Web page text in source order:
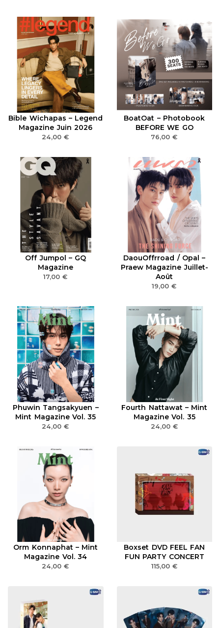
Bible Wichapas – Legend
Magazine Juin 2026
24,00€
BoatOat – Photobook
BEFORE WE GO
76,00€
Off Jumpol – GQ
Magazine
17,00€
DaouOffrroad / Opal –
Praew Magazine Juillet-
Août
19,00€
Phuwin Tangsakyuen –
Mint Magazine Vol. 35
24,00€
Fourth Nattawat – Mint
Magazine Vol. 35
24,00 €
Orm Konnaphat – Mint
Magazine Vol. 34
24,00€
Boxset DVD FEEL FAN
FUN PARTY CONCERT
115,00 €